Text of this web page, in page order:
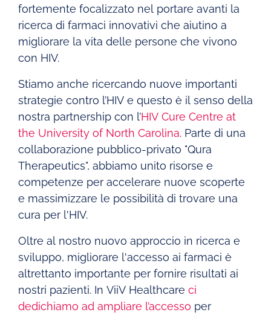
fortemente focalizzato nel portare avanti la
ricerca di farmaci innovativi che aiutino a
migliorare la vita delle persone che vivono
con HIV.
Stiamo anche ricercando nuove importanti
strategie contro l’HIV e questo è il senso della
nostra partnership con l’HIV Cure Centre at
the University of North Carolina. Parte di una
collaborazione pubblico-privato "Qura
Therapeutics", abbiamo unito risorse e
competenze per accelerare nuove scoperte
e massimizzare le possibilità di trovare una
cura per l'HIV.
Oltre al nostro nuovo approccio in ricerca e
sviluppo, migliorare l'accesso ai farmaci è
altrettanto importante per fornire risultati ai
nostri pazienti. In ViiV Healthcare ci
dedichiamo ad ampliare l’accesso per